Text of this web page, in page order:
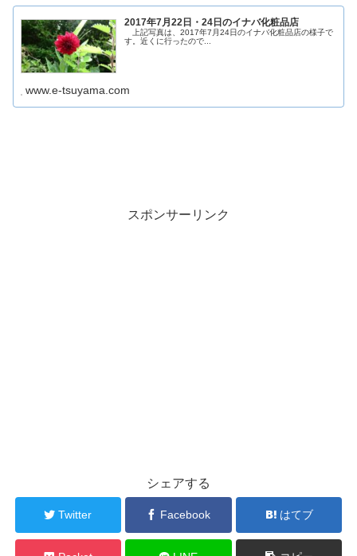
2017年7月22日・24日のイナバ化粧品店
上記写真は、2017年7月24日のイナバ化粧品店の様子で
す。近くに行ったので...
www.e-tsuyama.com
スポンサーリンク
シェアする
Twitter Facebook はてブ